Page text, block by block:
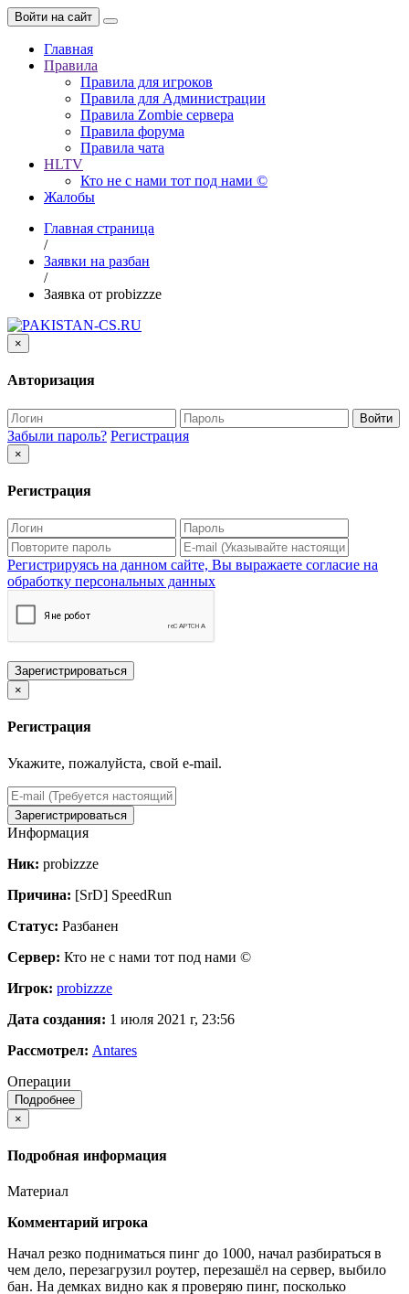
Войти на сайт
Главная
Правила
Правила для игроков
Правила для Администрации
Правила Zombie сервера
Правила форума
Правила чата
HLTV
Кто не с нами тот под нами ©
Жалобы
Главная страница
/
Заявки на разбан
/
Заявка от probizzze
×
Авторизация
Войти
Забыли пароль? Регистрация
×
Регистрация
Регистрируясь на данном сайте, Вы выражаете согласие на
обработку персональных данных
Зарегистрироваться
×
Регистрация
Укажите, пожалуйста, свой e-mail.
Зарегистрироваться
Информация
Ник: probizzze
Причина: [SrD] SpeedRun
Статус: Разбанен
Сервер: Кто не с нами тот под нами ©
Игрок: probizzze
Дата создания: 1 июля 2021 г, 23:56
Рассмотрел: Antares
Операции
Подробнее
×
Подробная информация
Материал
Комментарий игрока
Начал резко подниматься пинг до 1000, начал разбираться в
чем дело, перезагрузил роутер, перезашёл на сервер, выбило
бан. На демках видно как я проверяю пинг, посколько